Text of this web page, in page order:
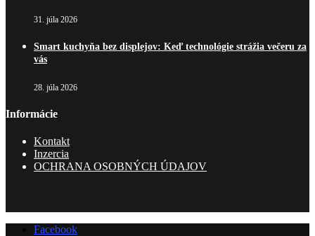
31. júla 2026
Smart kuchyňa bez displejov: Keď technológie strážia večeru za
vás
28. júla 2026
Informácie
Kontakt
Inzercia
OCHRANA OSOBNÝCH ÚDAJOV
Facebook